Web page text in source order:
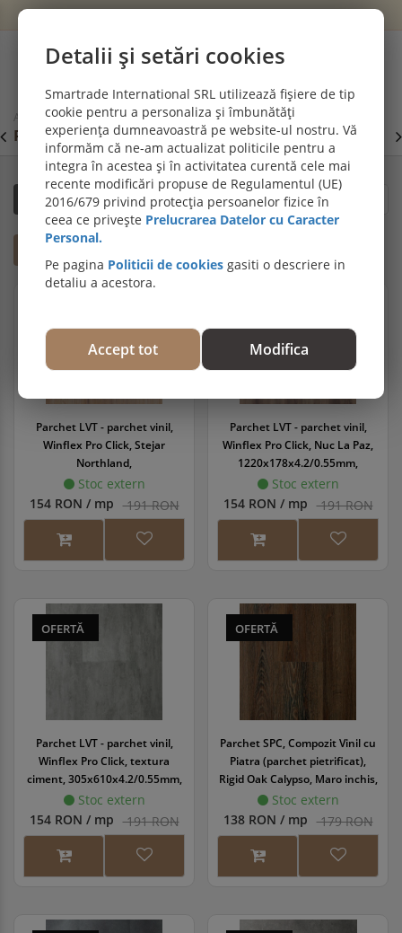
Cont
Acasă Parchet SPC si pardoseli vinil (LVT)
PROMOȚII DE IULIE! PARCHET SPC SI LVT: Viziteaza
secțiunea de pardoseli SPC SI LVT
Filtrează Sortare după relevanță
Parchet LVT - parchet vinil,
Winflex Pro Click, Stejar
Northland,
1220x178x4.2/0.55mm,
WINPRC-1020/0
Stoc extern
154 RON / mp 191 RON
Parchet LVT - parchet vinil,
Winflex Pro Click, Nuc La Paz,
1220x178x4.2/0.55mm,
WINPRC-1010/0
Stoc extern
154 RON / mp 191 RON
OFERTĂ
Parchet LVT - parchet vinil,
Winflex Pro Click, textura
ciment, 305x610x4.2/0.55mm,
WINPRC-1025/0
Stoc extern
154 RON / mp 191 RON
OFERTĂ
Parchet SPC, Compozit Vinil cu
Piatra (parchet pietrificat),
Rigid Oak Calypso, Maro inchis,
180x1220x5/0.55 mm,
WINRGD-1065/0
Stoc extern
138 RON / mp 179 RON
Detalii și setări cookies
Smartrade International SRL utilizează fișiere de tip
cookie pentru a personaliza și îmbunătăți
experiența dumneavoastră pe website-ul nostru. Vă
informăm că ne-am actualizat politicile pentru a
integra în acestea și în activitatea curentă cele mai
recente modificări propuse de Regulamentul (UE)
2016/679 privind protecția persoanelor fizice în
ceea ce privește Prelucrarea Datelor cu Caracter
Personal.
Pe pagina Politicii de cookies gasiti o descriere in
detaliu a acestora.
Accept tot Modifica